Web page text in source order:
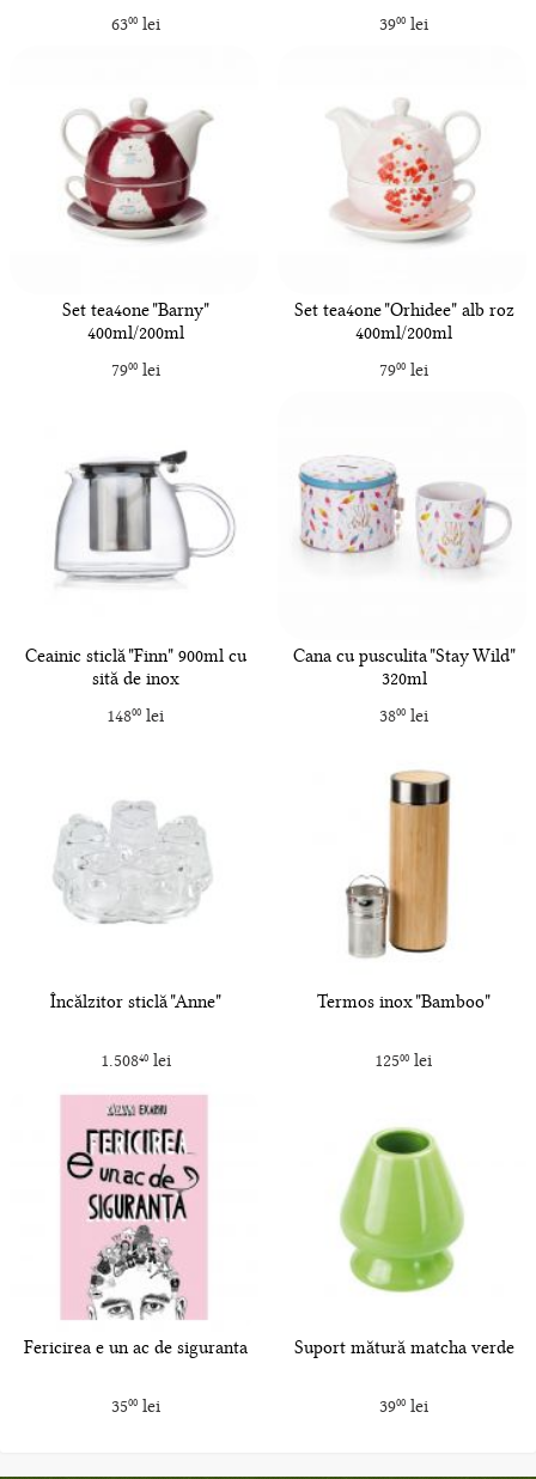
6300lei 3900lei
Set tea4one "Barny"
400ml/200ml
7900lei
Set tea4one "Orhidee" alb roz
400ml/200ml
7900lei
Ceainic sticlă "Finn" 900ml cu
sită de inox
14800 lei
Cana cu pusculita "Stay Wild"
320ml
3800lei
Încălzitor sticlă "Anne"
1.50840lei
Termos inox "Bamboo"
12500 lei
Fericirea e un ac de siguranta
3500lei
Suport mătură matcha verde
3900lei